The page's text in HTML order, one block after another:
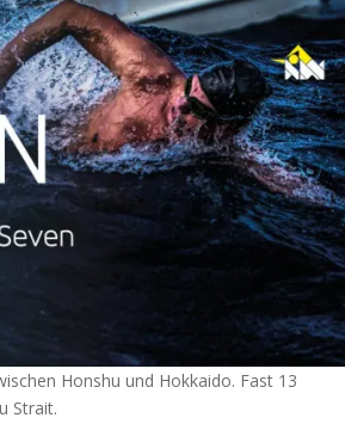
Honshu und Hokkaido. Fast 13
Strait.